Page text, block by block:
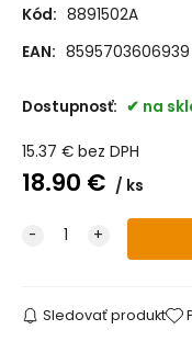
Kód: 8891502A
EAN: 8595703606939
Dostupnosť: na
15.37 € bez DPH
18.90 € ks
Sledovať produkt